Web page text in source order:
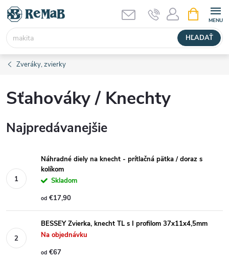
Prejsť
obsah
HĽADAŤ
KOŠÍK
Zveráky, zvierky
Sťahováky / Knechty
Najpredávanejšie
Náhradné diely na knecht - prítlačná pätka / doraz s
kolíkom
Skladom
od €17,90
BESSEY Zvierka, knecht TL s I profilom 37x11x4,5mm
Na objednávku
od €67